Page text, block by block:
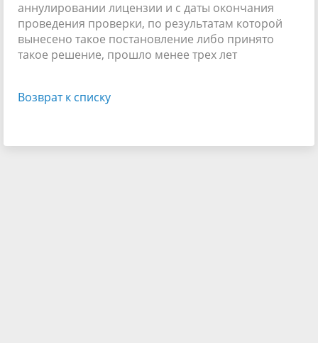
аннулировании лицензии и с даты окончания
проведения проверки, по результатам которой
вынесено такое постановление либо принято
такое решение, прошло менее трех лет
Возврат к списку